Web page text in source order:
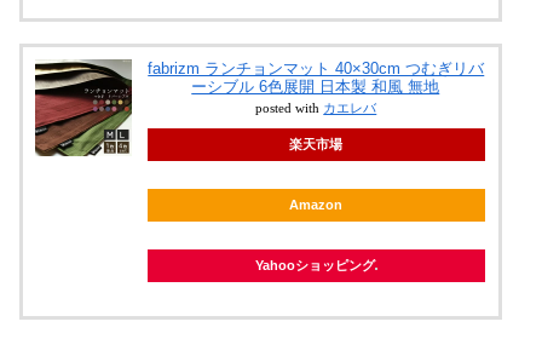
fabrizm ランチョンマット 40×30cm つむぎリバ
ーシブル 6色展開 日本製 和風 無地
posted with カエレバ
楽天市場
Amazon
Yahooショッピング